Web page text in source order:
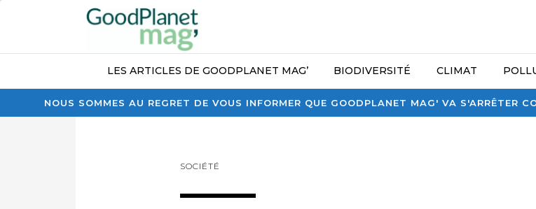
NOUS SOMMES AU REGRET DE VOUS INFORMER QUE GOODPLANET MAG' VA S'ARRÊTER
LES ARTICLES DE GOODPLANET MAG’ BIODIVERSITÉ CLIMAT
SOCIÉTÉ